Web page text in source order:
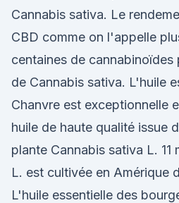
Cannabis sativa. Le
CBD comme on l'appelle
centaines de
de Cannabis sativa. L'huile
Chanvre est exceptionnelle
huile de haute qualité issue
plante Cannabis sativa L. 11
L. est cultivée en Amérique
L'huile essentielle des